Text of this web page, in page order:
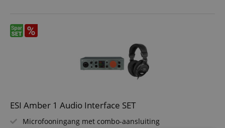
ESI Amber 1 Audio Interface SET
Microfooningang met combo-aansluiting